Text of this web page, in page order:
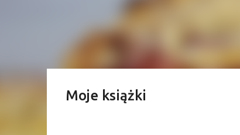
Moje książki